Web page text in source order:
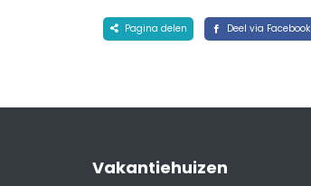
Pagina delen Deel via Facebook
Vakantiehuizen